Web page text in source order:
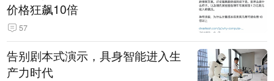
价格狂飙10倍
57
告别剧本式演示，具身智能进入生
产力时代